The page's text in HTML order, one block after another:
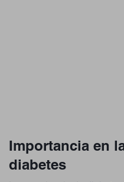
Importancia en
diabetes